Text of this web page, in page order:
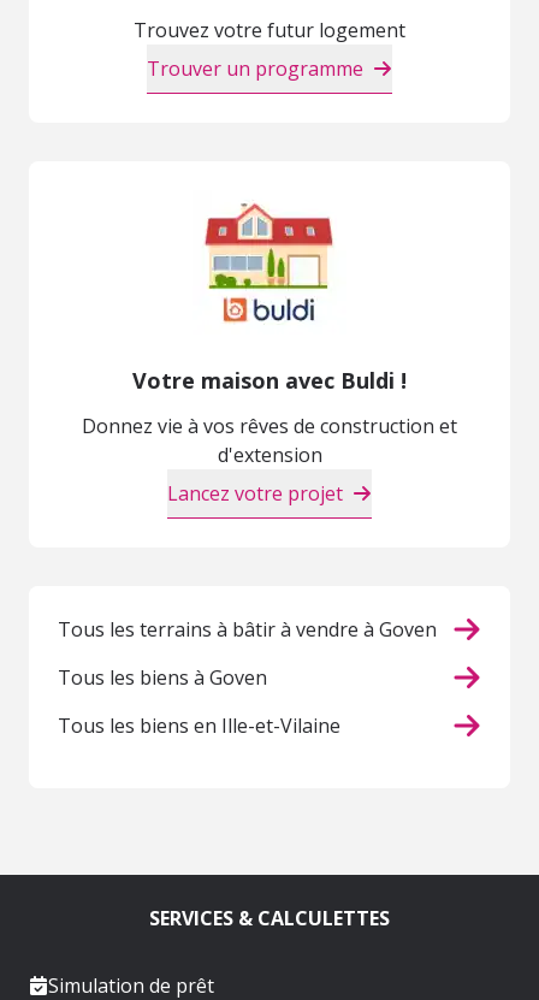
Trouvez votre futur logement
Trouver un programme
Votre maison avec Buldi !
Donnez vie à vos rêves de construction et
d'extension
Lancez votre projet
Tous les terrains à bâtir à vendre à Goven
Tous les biens à Goven
Tous les biens en Ille-et-Vilaine
SERVICES & CALCULETTES
Simulation de prêt